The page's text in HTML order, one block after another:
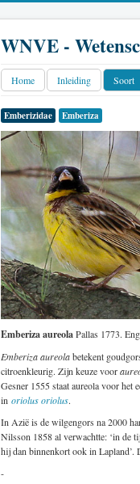
WNVE -
Home Inleiding Soort
Emberizidae Emberiza
Emberiza aureolaPallas 1773.
Emberiza aureolabetekent
citroenkleurig. Zijn keuze voor
Gesner 1555 staat aureola voor het
in oriolus oriolus.
In Azië is de wilgengors na 2000
Nilsson 1858 al verwachtte: ‘in de
hij dan binnenkort ook in Lapland’.
-